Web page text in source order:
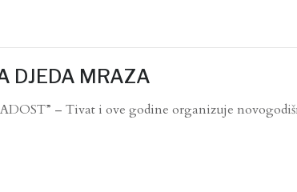
DJEDA MRAZA
– Tivat i ove godine organizuje